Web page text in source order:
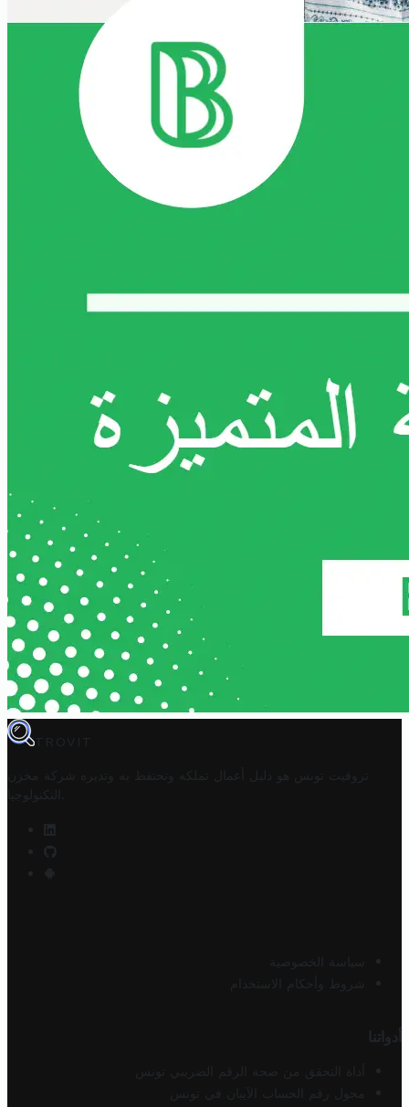
TROVIT
تروفيت تونس هو دليل أعمال تملكه وتحتفظ به وتديره
شركة مخزن
التكنولوجيا
سياسة الخصوصية
شروط وأحكام الاستخدام
أدواتنا
أداة التحقق من صحة الرقم الضريبي تونس
محول رقم الحساب الآيبان في تونس